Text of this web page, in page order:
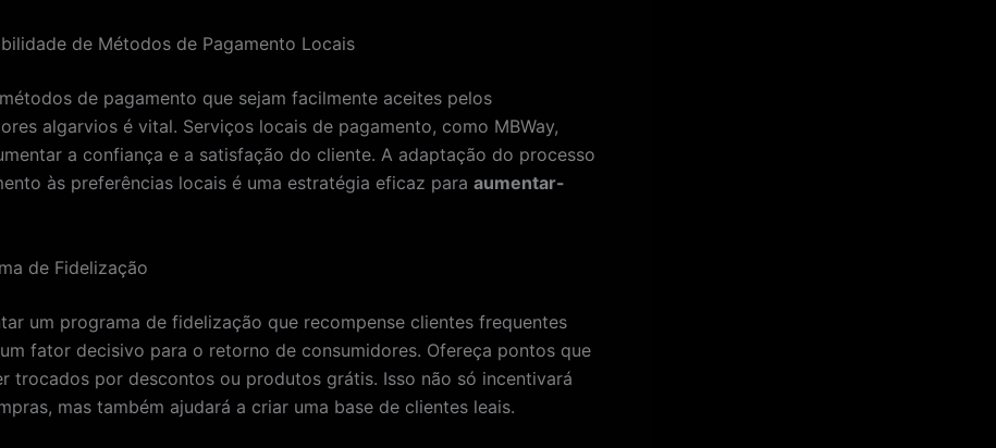
de Métodos de Pagamento Locais
de pagamento que sejam facilmente aceites pelos
algarvios é vital. Serviços locais de pagamento, como MBWay,
a confiança e a satisfação do cliente. A adaptação do processo
às preferências locais é uma estratégia eficaz para aumentar-
de Fidelização
um programa de fidelização que recompense clientes frequentes
fator decisivo para o retorno de consumidores. Ofereça pontos que
trocados por descontos ou produtos grátis. Isso não só incentivará
mas também ajudará a criar uma base de clientes leais.